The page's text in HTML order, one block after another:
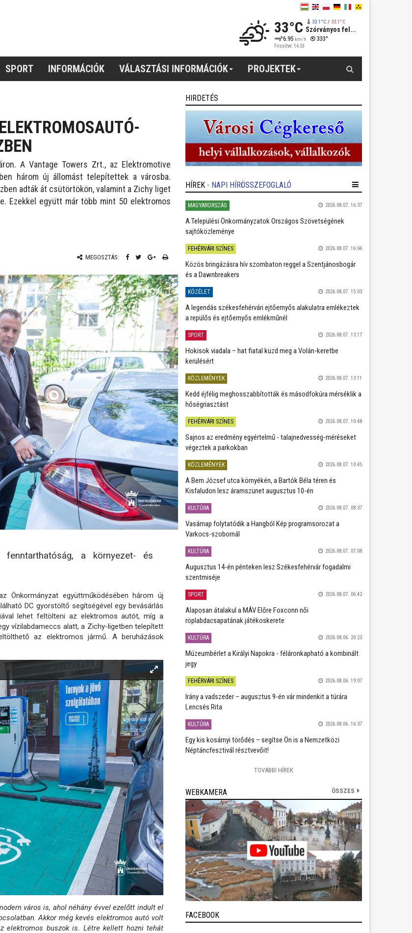
33°C 33.1°C/ 33.1°C
Szórványos fel...
6.95 km/h 333°
Frissítve: 16:53
SPORT INFORMÁCIÓK VÁLASZTÁSI INFORMÁCIÓK PROJEKTEK
A Vantage Towers Zrt., az Elektromotive
három új állomást telepítettek a városba.
adták át csütörtökön, valamint a Zichy liget
Ezekkel együtt már több mint 50 elektromos
MEGOSZTÁS:
a környezet- és
Önkormányzat együttműködésében három új
DC gyorstöltő segítségével egy bevásárlás
lehet feltölteni az elektromos autót, míg a
vízilabdameccs alatt, a Zichy-ligetben telepített
az elektromos jármű. A beruházások
város is, ahol néhány évvel ezelőtt indult el
Akkor még kevés elektromos autó volt
elektromos buszok is. Létre kellett hozni tehát
HIRDETÉS
HÍREK - NAPI HÍRÖSSZEFOGLALÓ
MAGYARORSZÁG 2026.08.07. 16:37
A Települési Önkormányzatok Országos Szövetségének
sajtóközleménye
FEHÉRVÁRI SZÍNES 2026.08.07. 16:04
Közös bringázásra hív szombaton reggel a Szentjánosbogár
és a Dawnbreakers
KÖZÉLET 2026.08.07. 15:03
A legendás székesfehérvári ejtőernyős alakulatra emlékeztek
a repülős és ejtőernyős emlékműnél
SPORT 2026.08.07. 13:17
Hokisok viadala – hat fiatal küzd meg a Volán-keretbe
kerülésért
KÖZLEMÉNYEK 2026.08.07. 13:11
Kedd éjfélig meghosszabbították és másodfokúra mérséklik a
hőségriasztást
FEHÉRVÁRI SZÍNES 2026.08.07. 10:48
Sajnos az eredmény egyértelmű - talajnedvesség-méréseket
végeztek a parkokban
KÖZLEMÉNYEK 2026.08.07. 10:45
A Bem József utca környékén, a Bartók Béla téren és
Kisfaludon lesz áramszünet augusztus 10-én
KULTÚRA 2026.08.07. 08:37
Vasárnap folytatódik a Hangból Kép programsorozat a
Varkocs-szobornál
KULTÚRA 2026.08.07. 07:08
Augusztus 14-én pénteken lesz Székesfehérvár fogadalmi
szentmiséje
SPORT 2026.08.07. 06:42
Alaposan átalakul a MÁV Előre Foxconn női
röplabdacsapatának játékoskerete
KULTÚRA 2026.08.06. 20:23
Múzeumbérlet a Királyi Napokra - féláronkapható a kombinált
jegy
FEHÉRVÁRI SZÍNES 2026.08.06. 19:07
Irány a vadszeder – augusztus 9-én vár mindenkit a túrára
Lencsés Rita
KULTÚRA 2026.08.06. 16:37
Egy kis kosárnyi törődés – segítse Ön is a Nemzetközi
Néptáncfesztivál résztvevőit!
TOVÁBBI HÍREK
WEBKAMERA ÖSSZES
FACEBOOK